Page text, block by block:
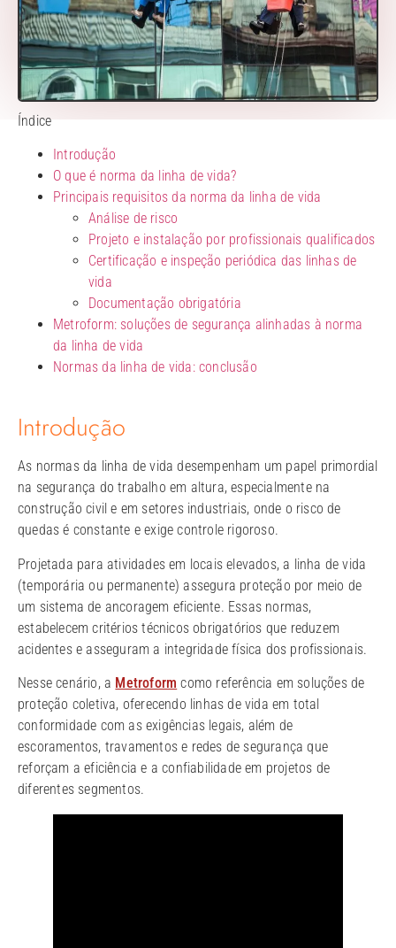
Índice
Introdução
O que é norma da linha de vida?
Principais requisitos da norma da linha de vida
Análise de risco
Projeto e instalação por profissionais qualificados
Certificação e inspeção periódica das linhas de
vida
Documentação obrigatória
Metroform: soluções de segurança alinhadas à norma
da linha de vida
Normas da linha de vida: conclusão
Introdução
As normas da linha de vida desempenham um papel primordial
na segurança do trabalho em altura, especialmente na
construção civil e em setores industriais, onde o risco de
quedas é constante e exige controle rigoroso.
Projetada para atividades em locais elevados, a linha de vida
(temporária ou permanente) assegura proteção por meio de
um sistema de ancoragem eficiente. Essas normas,
estabelecem critérios técnicos obrigatórios que reduzem
acidentes e asseguram a integridade física dos profissionais.
Nesse cenário, a Metroform como referência em soluções de
proteção coletiva, oferecendo linhas de vida em total
conformidade com as exigências legais, além de
escoramentos, travamentos e redes de segurança que
reforçam a eficiência e a confiabilidade em projetos de
diferentes segmentos.